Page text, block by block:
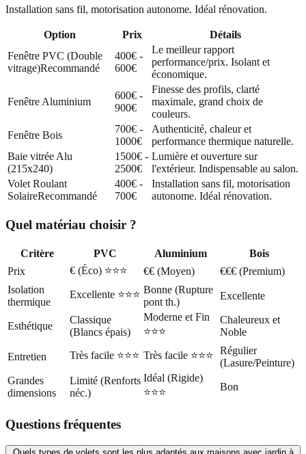
Installation sans fil, motorisation autonome. Idéal rénovation.
Option Prix
Détails
Fenêtre PVC (Double
vitrage)Recommandé
400€ -
600€
Le meilleur rapport
performance/prix. Isolant et
économique.
Fenêtre Aluminium
600€ -
900€
Finesse des profils, clarté
maximale, grand choix de
couleurs.
Fenêtre Bois
700€ -
1000€
Authenticité, chaleur et
performance thermique naturelle.
Baie vitrée Alu
(215x240)
1500€ -
2500€
Lumière et ouverture sur
l'extérieur. Indispensable au salon.
Volet Roulant
SolaireRecommandé
400€ -
700€
Installation sans fil, motorisation
autonome. Idéal rénovation.
Quel matériau choisir ?
Critère PVC Aluminium
Bois
Prix
€ (Éco) ⭐⭐⭐ €€ (Moyen)
€€€ (Premium)
Isolation
thermique
Excellente ⭐⭐⭐ Bonne (Rupture
pont th.)
Excellente
Esthétique
Classique
(Blancs épais)
Moderne et Fin
⭐⭐⭐
Chaleureux et
Noble
Entretien Très facile ⭐⭐⭐ Très facile ⭐⭐⭐
Régulier
(Lasure/Peinture)
Grandes
dimensions
Limité (Renforts
néc.)
Idéal (Rigide)
⭐⭐⭐
Bon
Questions fréquentes